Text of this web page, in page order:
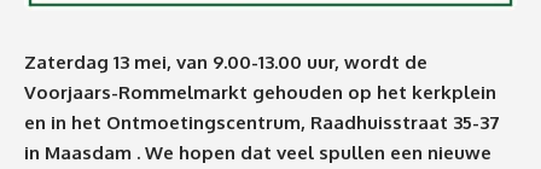
Zaterdag 13 mei, van 9.00-13.00 uur, wordt de
Voorjaars-Rommelmarkt gehouden op het kerkplein
en in het Ontmoetingscentrum, Raadhuisstraat 35-37
in Maasdam . We hopen dat veel spullen een nieuwe